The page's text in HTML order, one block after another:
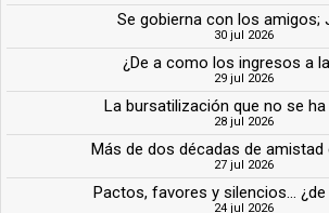
Se gobierna con los amigos;
30 jul 2026
¿De a como los ingresos a
29 jul 2026
La bursatilización que no se ha
28 jul 2026
Más de dos décadas de amistad
27 jul 2026
Pactos, favores y silencios... ¿de
24 jul 2026